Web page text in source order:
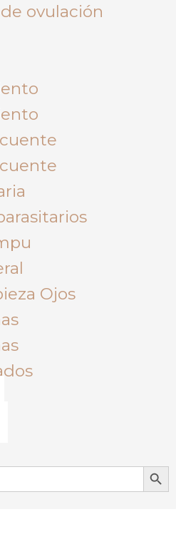
ovulación
Ojos
Botón de